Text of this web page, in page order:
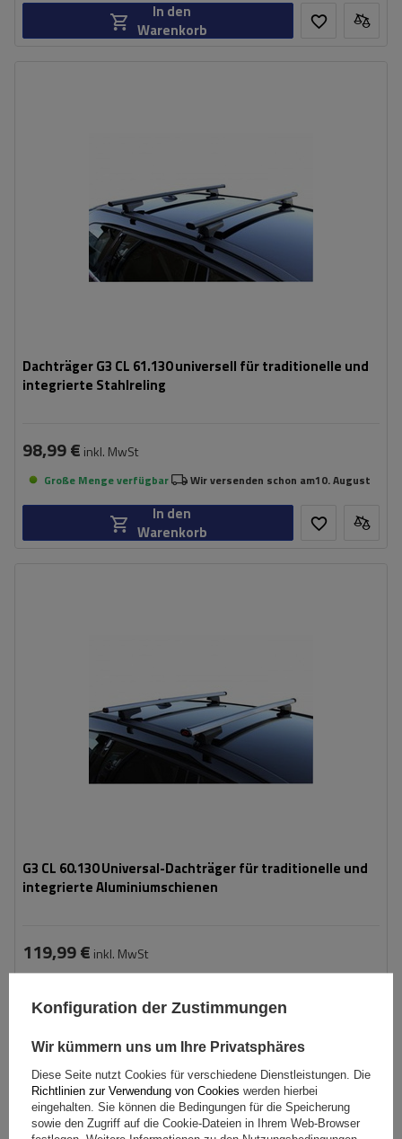
In den
Warenkorb
Dachträger G3 CL 61.130 universell für traditionelle und
integrierte Stahlreling
98,99 € inkl. MwSt
Große Menge verfügbar Wir versenden schon am10. August
In den
Warenkorb
G3 CL 60.130 Universal-Dachträger für traditionelle und
integrierte Aluminiumschienen
119,99 € inkl. MwSt
In den
Konfiguration der Zustimmungen
Wir kümmern uns um Ihre Privatsphäres
Diese Seite nutzt Cookies für verschiedene Dienstleistungen. Die
Richtlinien zur Verwendung von Cookies werden hierbei
eingehalten. Sie können die Bedingungen für die Speicherung
sowie den Zugriff auf die Cookie-Dateien in Ihrem Web-Browser